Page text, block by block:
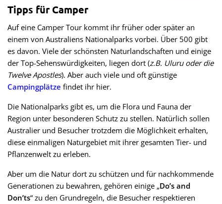
Tipps für Camper
Auf eine Camper Tour kommt ihr früher oder später an
einem von Australiens Nationalparks vorbei. Über 500 gibt
es davon. Viele der schönsten Naturlandschaften und einige
der Top-Sehenswürdigkeiten, liegen dort (z.B. Uluru oder die
Twelve Apostles). Aber auch viele und oft günstige
Campingplätze findet ihr hier.
Die Nationalparks gibt es, um die Flora und Fauna der
Region unter besonderen Schutz zu stellen. Natürlich sollen
Australier und Besucher trotzdem die Möglichkeit erhalten,
diese einmaligen Naturgebiet mit ihrer gesamten Tier- und
Pflanzenwelt zu erleben.
Aber um die Natur dort zu schützen und für nachkommende
Generationen zu bewahren, gehören einige „Do’s and
Don’ts“ zu den Grundregeln, die Besucher respektieren